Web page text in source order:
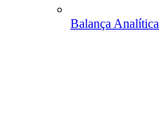
Balança Analítica